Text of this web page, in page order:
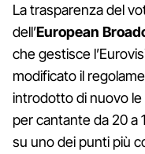
La trasparenza del
dell’European
che gestisce
modificato il
introdotto di nuovo
per cantante da 20 a
su uno dei punti più